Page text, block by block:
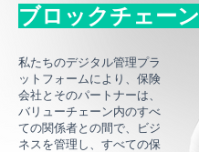
ブロックチェーン
私たちのデジタル管理プラ
ットフォームにより、保険
会社とそのパートナーは、
バリューチェーン内のすべ
ての関係者との間で、ビジ
ネスを管理し、すべての保